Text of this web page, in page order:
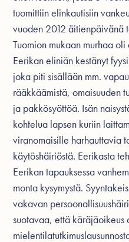
tuomittiin elinkautisiin
vuoden 2012 äitienpäivänä
Tuomion mukaan murhaa
Eerikan eliniän kestänyt
joka piti sisällään mm.
rääkkäämistä, omaisuuden
ja pakkösyöttöä. Isän
kohtelua lapsen kuriin
viranomaisille harhauttavia
käytöshäiriöstä. Eerikasta
Eerikan tapauksessa
monta kysymystä.
vakavan
suotavaa, että käräjäoikeus